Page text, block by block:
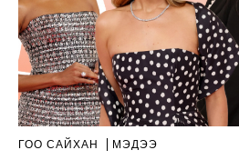
ГОО САЙХАН МЭДЭЭ